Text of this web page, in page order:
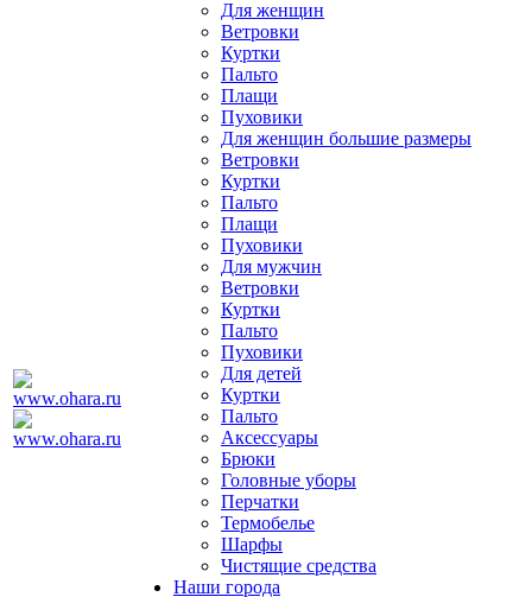
Для женщин
Ветровки
Куртки
Пальто
Плащи
Пуховики
Для женщин большие размеры
Ветровки
Куртки
Пальто
Плащи
Пуховики
Для мужчин
Ветровки
Куртки
Пальто
Пуховики
Для детей
Куртки
Пальто
Аксессуары
Брюки
Головные уборы
Перчатки
Термобелье
Шарфы
Чистящие средства
Наши города